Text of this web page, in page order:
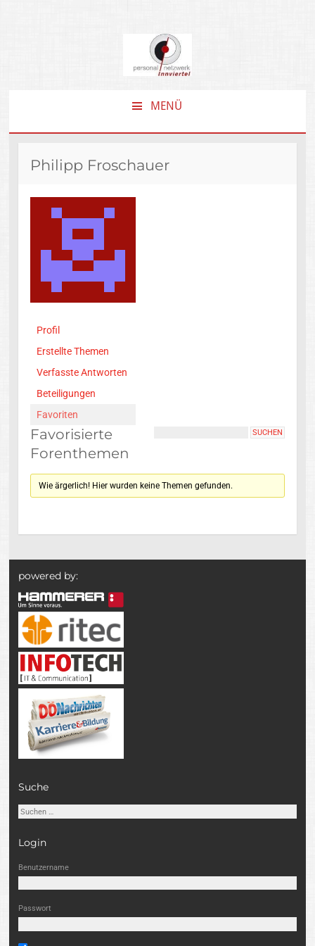
MENÜ
INHALT
Philipp Froschauer
Profil
Erstellte Themen
Verfasste Antworten
Beteiligungen
Favoriten
Favorisierte
Forenthemen
Wie ärgerlich! Hier wurden keine Themen gefunden.
powered by:
Suche
Suchen
Login
Benutzername
Passwort